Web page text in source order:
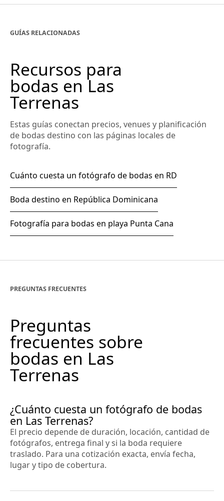
GUÍAS RELACIONADAS
Recursos para
bodas en Las
Terrenas
Estas guías conectan precios, venues y planificación
de bodas destino con las páginas locales de
fotografía.
Cuánto cuesta un fotógrafo de bodas en RD
Boda destino en República Dominicana
Fotografía para bodas en playa Punta Cana
PREGUNTAS FRECUENTES
Preguntas
frecuentes sobre
bodas en Las
Terrenas
¿Cuánto cuesta un fotógrafo de bodas
en Las Terrenas?
El precio depende de duración, locación, cantidad de
fotógrafos, entrega final y si la boda requiere
traslado. Para una cotización exacta, envía fecha,
lugar y tipo de cobertura.